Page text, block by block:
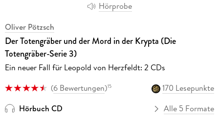
Hörprobe
Oliver Pötzsch
Der Totengräber und der Mord in der Krypta (Die
Totengräber-Serie 3)
Ein neuer Fall für Leopold von Herzfeldt: 2 CDs
(6 Bewertungen)15
170 Lesepunkte
Hörbuch CD
Alle 5 Formate